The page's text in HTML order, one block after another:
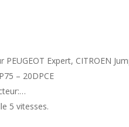
Expert, CITROEN
– 20DPCE
5 vitesses.